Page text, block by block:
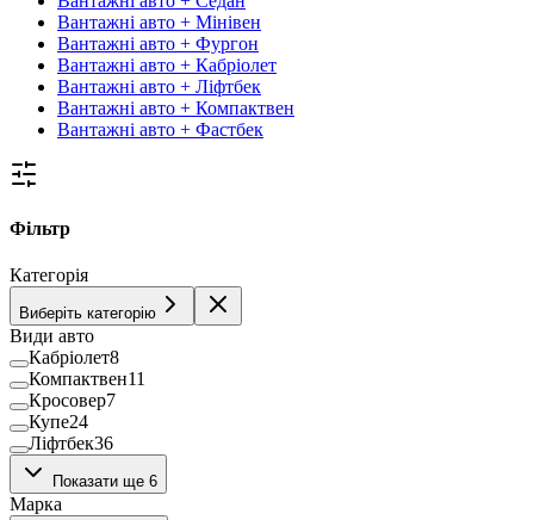
Вантажні авто + Мінівен
Вантажні авто + Фургон
Вантажні авто + Кабріолет
Вантажні авто + Ліфтбек
Вантажні авто + Компактвен
Вантажні авто + Фастбек
Фільтр
Категорія
Виберіть категорію
Види авто
Кабріолет8
Компактвен11
Кросовер7
Купе24
Ліфтбек36
Мінівен
Пікап38
Позашляховик
Показати ще 6
Марка